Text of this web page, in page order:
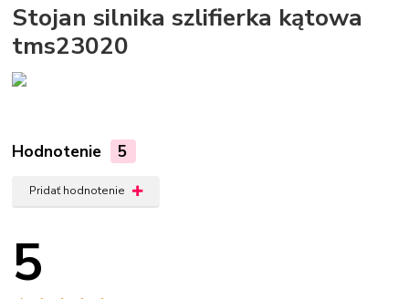
Stojan silnika szlifierka kątowa
tms23020
Hodnotenie 5
Pridať hodnotenie
5